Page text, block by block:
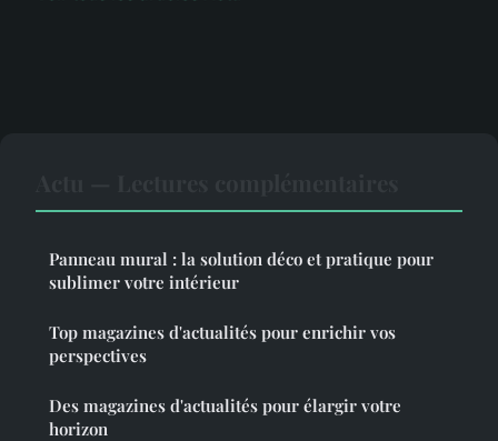
Panneau mural : la solution déco et pratique pour
sublimer votre intérieur
Top magazines d'actualités pour enrichir vos
perspectives
Des magazines d'actualités pour élargir votre
horizon